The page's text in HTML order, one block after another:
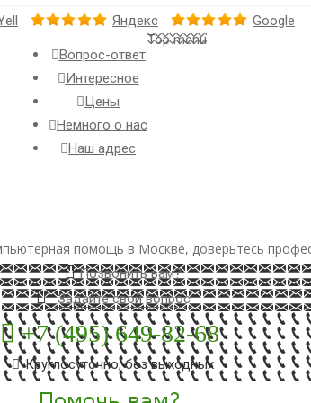
Яндекс Google
Вопрос-ответ
Интересное
Цены
Немного о нас
Наш адрес
Top menu
помощь в Москве, доверьтесь
Позвонить вам?
Задайте свой вопрос
+7 (495) 649-82-68
Круглосуточно, без выходных